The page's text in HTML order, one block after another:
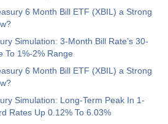
U6
Fcst
7.9%
Prev
de plates-formes pétrolières
Fcst
Prev
451
6 Month Bill ETF (XBIL) a Strong
Simulation: 3-Month Bill Rate’s 30-
To 1%-2% Range
6 Month Bill ETF (XBIL) a Strong
Simulation: Long-Term Peak In 1-
Rates Up 0.12% To 6.03%